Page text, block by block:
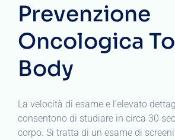
Prevenzione
Oncologica
Body
La velocità di esame e l’elevato
consentono di studiare in circa 30
corpo. Si tratta di un esame di